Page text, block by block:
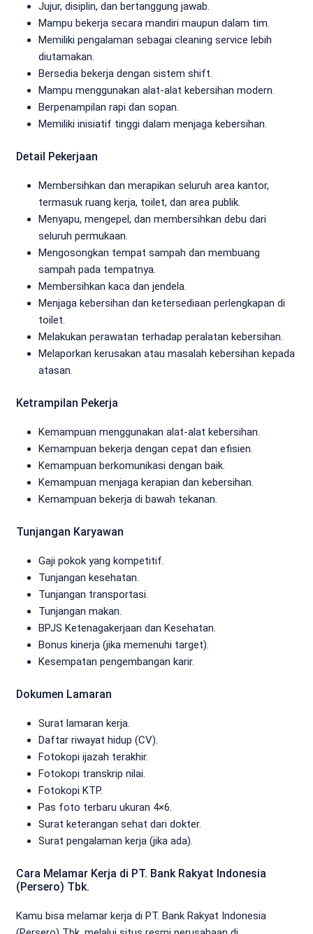
Jujur, disiplin, dan bertanggung jawab.
Mampu bekerja secara mandiri maupun dalam tim.
Memiliki pengalaman sebagai cleaning service lebih
diutamakan.
Bersedia bekerja dengan sistem shift.
Mampu menggunakan alat-alat kebersihan modern.
Berpenampilan rapi dan sopan.
Memiliki inisiatif tinggi dalam menjaga kebersihan.
Detail Pekerjaan
Membersihkan dan merapikan seluruh area kantor,
termasuk ruang kerja, toilet, dan area publik.
Menyapu, mengepel, dan membersihkan debu dari
seluruh permukaan.
Mengosongkan tempat sampah dan membuang
sampah pada tempatnya.
Membersihkan kaca dan jendela.
Menjaga kebersihan dan ketersediaan perlengkapan di
toilet.
Melakukan perawatan terhadap peralatan kebersihan.
Melaporkan kerusakan atau masalah kebersihan kepada
atasan.
Ketrampilan Pekerja
Kemampuan menggunakan alat-alat kebersihan.
Kemampuan bekerja dengan cepat dan efisien.
Kemampuan berkomunikasi dengan baik.
Kemampuan menjaga kerapian dan kebersihan.
Kemampuan bekerja di bawah tekanan.
Tunjangan Karyawan
Gaji pokok yang kompetitif.
Tunjangan kesehatan.
Tunjangan transportasi.
Tunjangan makan.
BPJS Ketenagakerjaan dan Kesehatan.
Bonus kinerja (jika memenuhi target).
Kesempatan pengembangan karir.
Dokumen Lamaran
Surat lamaran kerja.
Daftar riwayat hidup (CV).
Fotokopi ijazah terakhir.
Fotokopi transkrip nilai.
Fotokopi KTP.
Pas foto terbaru ukuran 4×6.
Surat keterangan sehat dari dokter.
Surat pengalaman kerja (jika ada).
Cara Melamar Kerja di PT. Bank Rakyat Indonesia
(Persero) Tbk.
Kamu bisa melamar kerja di PT. Bank Rakyat Indonesia